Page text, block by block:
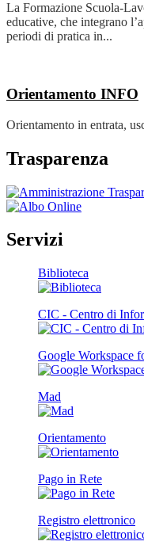
La Formazione Scuola-
educative, che integrano
periodi di pratica in...
Orientamento INFO
Orientamento in entrata,
Trasparenza
Servizi
Biblioteca
CIC - Centro di
Google Workspace
Mad
Orientamento
Pago in Rete
Registro elettronico